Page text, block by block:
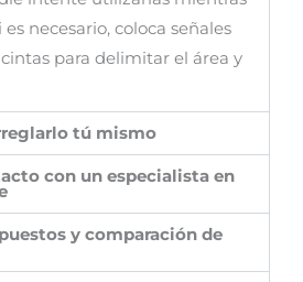
necesario, coloca señales
para delimitar el área y
tú mismo
con un especialista en
y comparación de